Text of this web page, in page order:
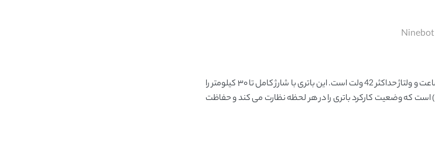
شیائومی Ninebot KickScooter F30 یک باتری لیتیومی با ظرفیت 10000 میلی ‌آمپر ساعت و ولتاژ حداکثر 42 ولت است. این باتری با شارژ کامل تا ۳۰ کیلومتر را
پوشش می ‌دهد. باتری این اسکوتر برقی Ninebot KickScooter F30 دارای سیستم مدیریت باتری (BMS) است که وضعیت کارکرد باتری را در هر لحظه نظارت می ‌کند و حفاظت